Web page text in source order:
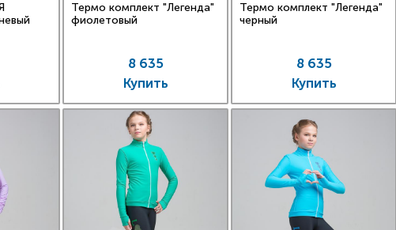
Термо комплект "Легенда"
фиолетовый
8 635
Купить
Термо комплект "Легенда"
черный
8 635
Купить